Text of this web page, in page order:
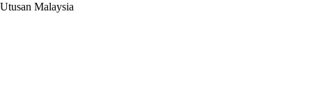
Utusan Malaysia